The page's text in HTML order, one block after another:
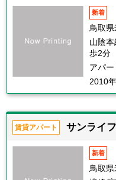
新着
鳥取
山陰
歩2分
アパ
2010
賃貸アパート サンライ
新着
鳥取